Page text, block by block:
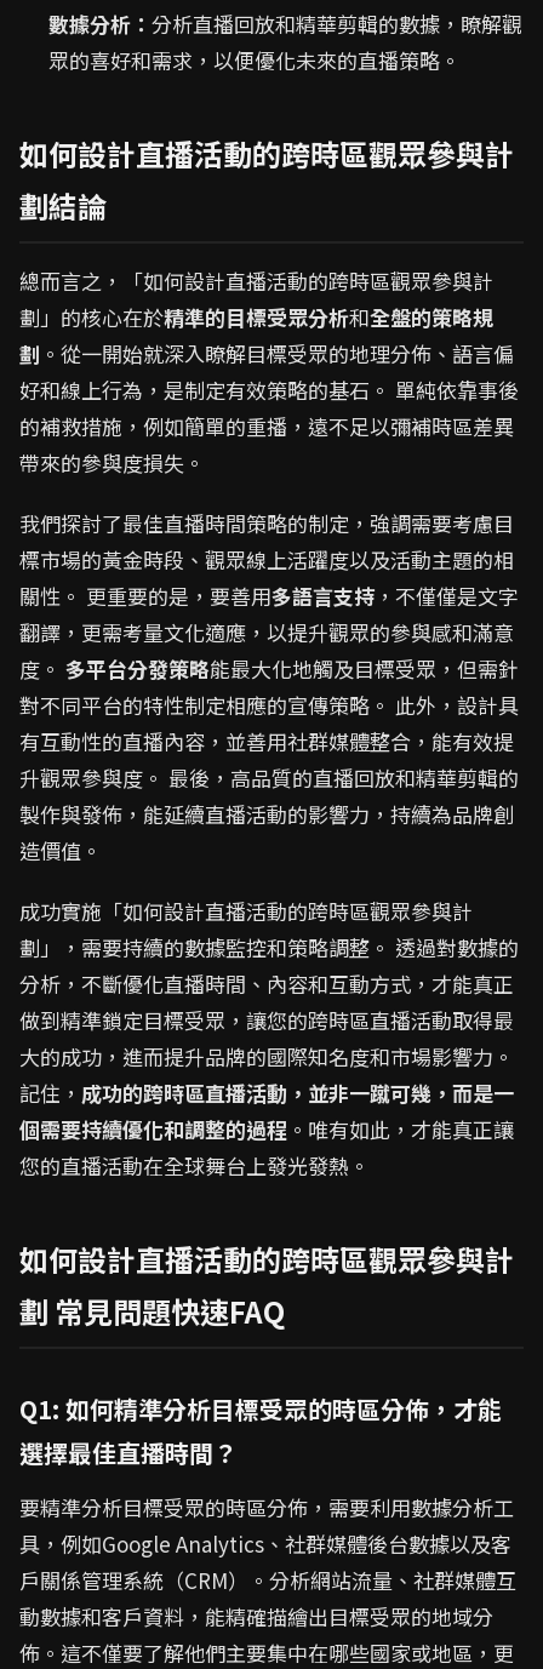
數據分析： 分析直播回放和精華剪輯的數據，瞭解觀
眾的喜好和需求，以便優化未來的直播策略。
如何設計直播活動的跨時區觀眾參與計
劃結論
總而言之，「如何設計直播活動的跨時區觀眾參與計
劃」的核心在於精準的目標受眾分析和全盤的策略規
劃 。從一開始就深入瞭解目標受眾的地理分佈、語言偏
好和線上行為，是制定有效策略的基石。 單純依靠事後
的補救措施，例如簡單的重播，遠不足以彌補時區差異
帶來的參與度損失。
我們探討了最佳直播時間策略的制定，強調需要考慮目
標市場的黃金時段、觀眾線上活躍度以及活動主題的相
關性。 更重要的是，要善用多語言支持 ，不僅僅是文字
翻譯，更需考量文化適應，以提升觀眾的參與感和滿意
度。 多平台分發策略能最大化地觸及目標受眾，但需針
對不同平台的特性制定相應的宣傳策略。 此外，設計具
有互動性的直播內容，並善用社群媒體整合，能有效提
升觀眾參與度。 最後，高品質的直播回放和精華剪輯的
製作與發佈，能延續直播活動的影響力，持續為品牌創
造價值。
成功實施「如何設計直播活動的跨時區觀眾參與計
劃」，需要持續的數據監控和策略調整。 透過對數據的
分析，不斷優化直播時間、內容和互動方式，才能真正
做到精準鎖定目標受眾，讓您的跨時區直播活動取得最
大的成功，進而提升品牌的國際知名度和市場影響力。
記住， 成功的跨時區直播活動，並非一蹴可幾，而是一
個需要持續優化和調整的過程 。唯有如此，才能真正讓
您的直播活動在全球舞台上發光發熱。
如何設計直播活動的跨時區觀眾參與計
劃 常見問題快速FAQ
Q1: 如何精準分析目標受眾的時區分佈，才能
選擇最佳直播時間？
要精準分析目標受眾的時區分佈，需要利用數據分析工
具，例如Google Analytics、社群媒體後台數據以及客
戶關係管理系統（CRM）。分析網站流量、社群媒體互
動數據和客戶資料，能精確描繪出目標受眾的地域分
佈。這不僅要了解他們主要集中在哪些國家或地區，更